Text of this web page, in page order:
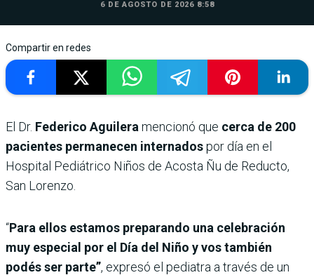
6 DE AGOSTO DE 2026 8:58
Compartir en redes
El Dr. Federico Aguilera mencionó que cerca de 200
pacientes permanecen internadospor día en el
Hospital Pediátrico Niños de Acosta Ñu de Reducto,
San Lorenzo.
“Para ellos estamos preparando una celebración
muy especial por el Día del Niño y vos también
podés ser parte”, expresó el pediatra a través de un